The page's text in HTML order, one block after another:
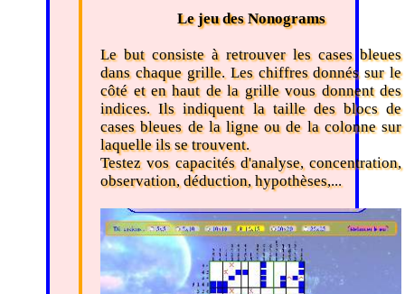
Le jeu des Nonograms
Le but consiste à retrouver les cases bleues
dans chaque grille. Les chiffres donnés sur le
côté et en haut de la grille vous donnent des
indices. Ils indiquent la taille des blocs de
cases bleues de la ligne ou de la colonne sur
laquelle ils se trouvent.
Testez vos capacités d'analyse, concentration,
observation, déduction, hypothèses,...